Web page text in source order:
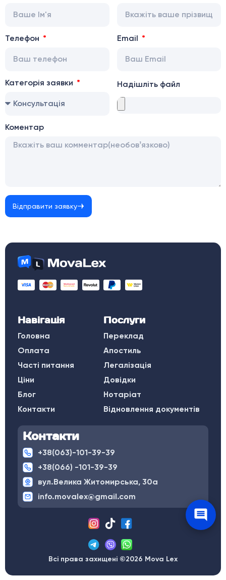
Телефон Email
Категорія заявки Надішліть файл
Коментар
Відправити заявку
Навігація
Головна
Оплата
Часті питання
Ціни
Блог
Контакти
Послуги
Переклад
Апостиль
Легалізація
Довідки
Нотаріат
Відновлення документів
Контакти
+38(063)-101-39-39
+38(066) -101-39-39
вул.Велика Житомирська, 30а
info.movalex@gmail.com
Всі права захищені ©2026 Mova Lex